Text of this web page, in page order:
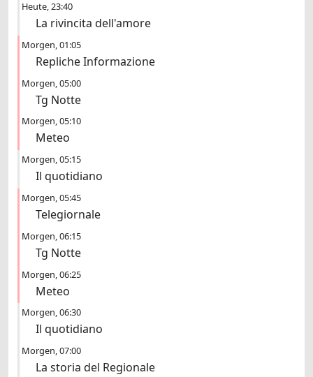
Heute 23:40
La rivincita dell'amore
Morgen 01:05
Repliche Informazione
Morgen 05:00
Tg Notte
Morgen 05:10
Meteo
Morgen 05:15
Il quotidiano
Morgen 05:45
Telegiornale
Morgen 06:15
Tg Notte
Morgen 06:25
Meteo
Morgen 06:30
Il quotidiano
Morgen 07:00
La storia del Regionale